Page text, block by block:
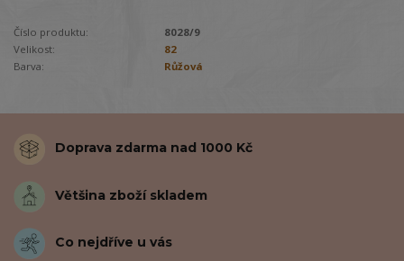
Číslo produktu:
8028/9
Velikost:
82
Barva:
Růžová
Doprava zdarma nad 1000 Kč
Většina zboží skladem
Co nejdříve u vás